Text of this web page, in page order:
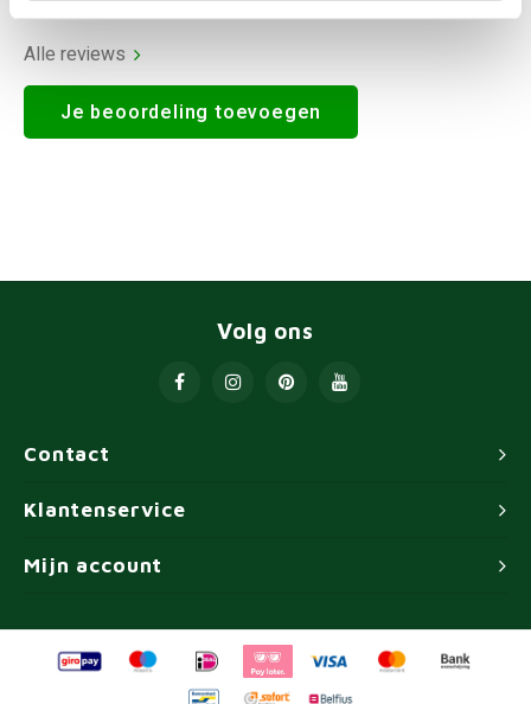
Alle reviews
Je beoordeling toevoegen
Contact
Volg ons
Klantenservice
Mijn account